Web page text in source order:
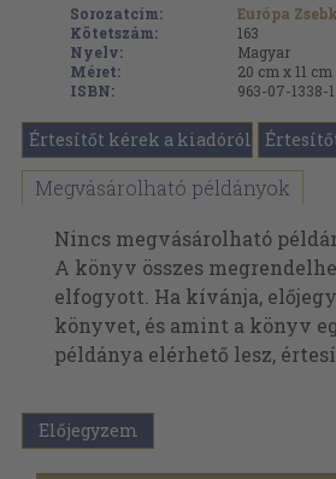
Sorozatcím:
Európa
Kötetszám:
163
Nyelv:
Magyar
Méret:
20 cm x 11 cm
ISBN:
963-07-1338-1
Értesítőt kérek a kiadóról
Megvásárolható példányok
Nincs megvásárolható
A könyv összes
elfogyott. Ha kívánja,
könyvet, és amint a könyv
példánya elérhető lesz,
Előjegyzem